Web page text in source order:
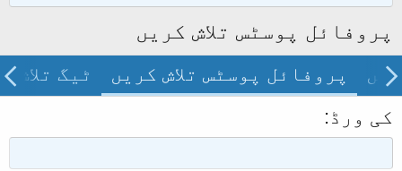
پروفائل پوسٹس تلاش کریں
پروفائل پوسٹس تلاش کریں
ٹیگ تلاش
کی ورڈ